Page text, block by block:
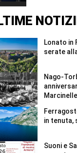
nelle
valli
Garda:
presenze
ma
meno
valore
#Shorts
Lonato in
serate
Nago-
Marcinelle
in tenuta,
Suoni e